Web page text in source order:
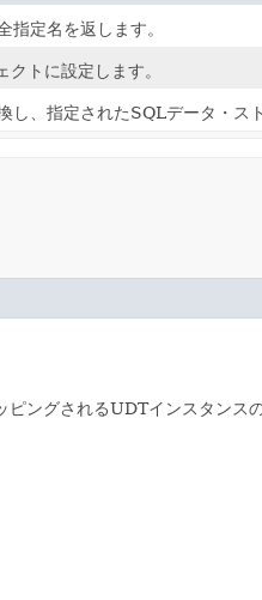
定名を返します。
トに設定します。
、指定されたSQLデータ・ス
ピングされるUDTインスタンス